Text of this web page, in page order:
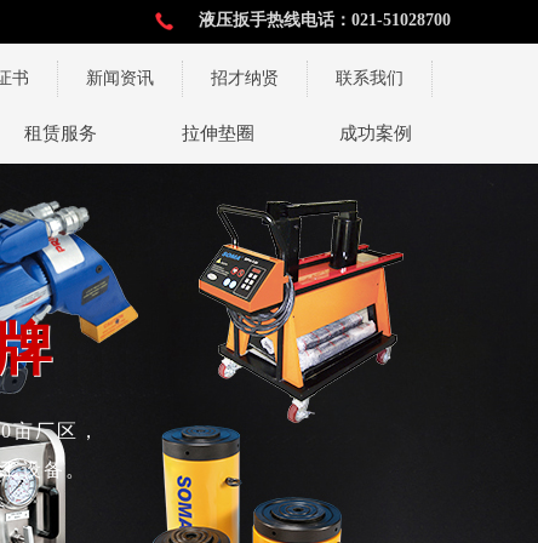
厂区，
设备。
液压扳手热线电话：021-51028700
与服务
租赁服务 拉伸垫圈 成功案例
书 新闻资讯 招才纳贤 联系我们